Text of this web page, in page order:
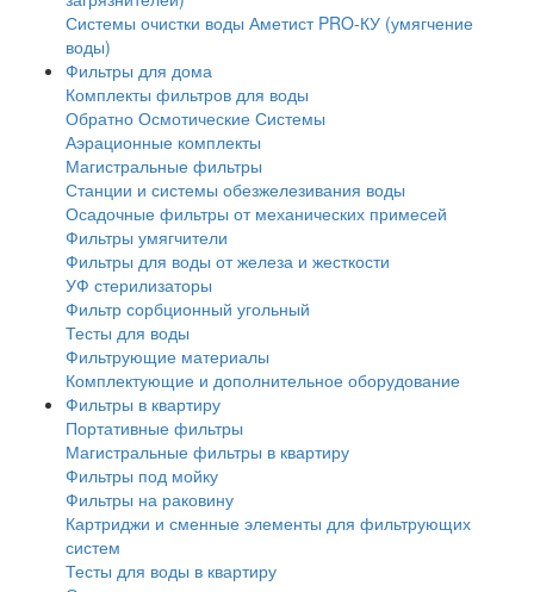
Системы очистки воды Аметист PRO-КУ (умягчение
воды)
Фильтры для дома
Комплекты фильтров для воды
Обратно Осмотические Системы
Аэрационные комплекты
Магистральные фильтры
Станции и системы обезжелезивания воды
Осадочные фильтры от механических примесей
Фильтры умягчители
Фильтры для воды от железа и жесткости
УФ стерилизаторы
Фильтр сорбционный угольный
Тесты для воды
Фильтрующие материалы
Комплектующие и дополнительное оборудование
Фильтры в квартиру
Портативные фильтры
Магистральные фильтры в квартиру
Фильтры под мойку
Фильтры на раковину
Картриджи и сменные элементы для фильтрующих
систем
Тесты для воды в квартиру